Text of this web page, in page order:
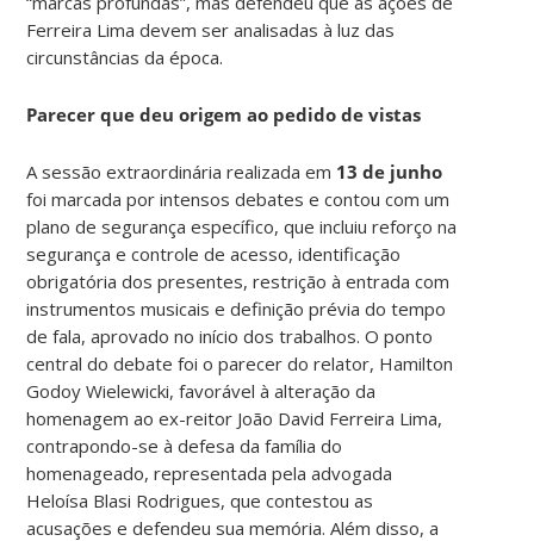
Ferreira Lima devem ser analisadas à luz das
circunstâncias da época.
Parecer que deu origem ao pedido de vistas
A sessão extraordinária realizada em 13 de junho
foi marcada por intensos debates e contou com um
plano de segurança específico, que incluiu reforço na
segurança e controle de acesso, identificação
obrigatória dos presentes, restrição à entrada com
instrumentos musicais e definição prévia do tempo
de fala, aprovado no início dos trabalhos. O ponto
central do debate foi o parecer do relator, Hamilton
Godoy Wielewicki, favorável à alteração da
homenagem ao ex-reitor João David Ferreira Lima,
contrapondo-se à defesa da família do
homenageado, representada pela advogada
Heloísa Blasi Rodrigues, que contestou as
acusações e defendeu sua memória. Além disso, a